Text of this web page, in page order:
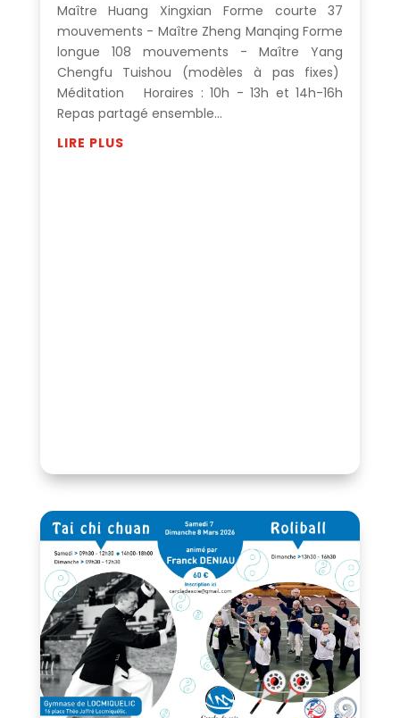
Maître Huang Xingxian Forme courte 37
mouvements - Maître Zheng Manqing Forme
longue 108 mouvements - Maître Yang
Chengfu Tuishou (modèles à pas fixes)
Méditation Horaires : 10h - 13h et 14h-16h
Repas partagé ensemble...
LIRE PLUS